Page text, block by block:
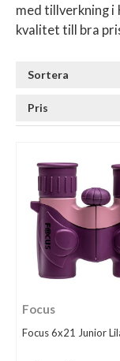
med tillverkning i
kvalitet till bra
Sortera
Pris
Focus
Focus 6x21 Junior